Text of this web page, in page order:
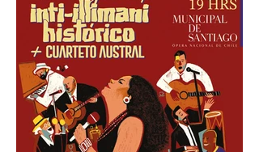
Cinema, un restaurante temático
inspirado en el concepto de un museo de
Hollywood, que promete transportar a sus
visitantes a distintos